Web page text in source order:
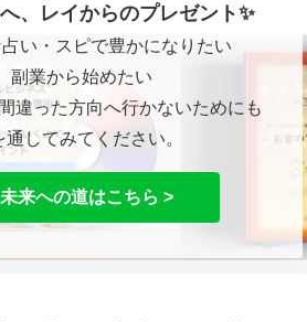
、レイからのプレゼント✨
い・スピで豊かになりたい
副業から始めたい
違った方向へ行かないためにも
してみてください。
来への道はこちら >